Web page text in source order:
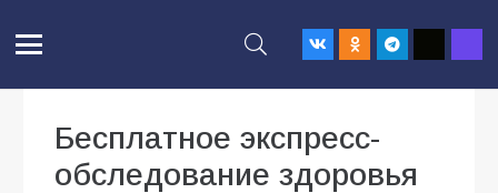
Бесплатное экспресс-
обследование здоровья